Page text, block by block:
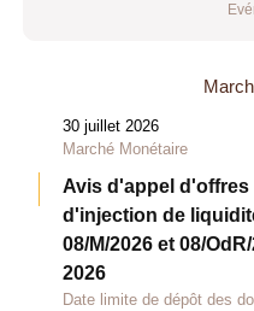
30 juillet 2026
Marché Monétaire
Avis d'appel
d'injection de
08/M/2026 et 08/
2026
Date limite de dépôt des